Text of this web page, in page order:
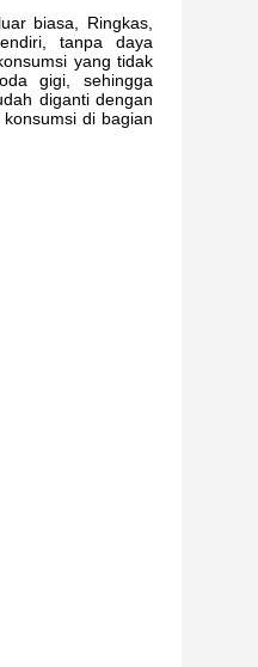
biasa, Ringkas,
tanpa daya
yang tidak
gigi, sehingga
diganti dengan
di bagian